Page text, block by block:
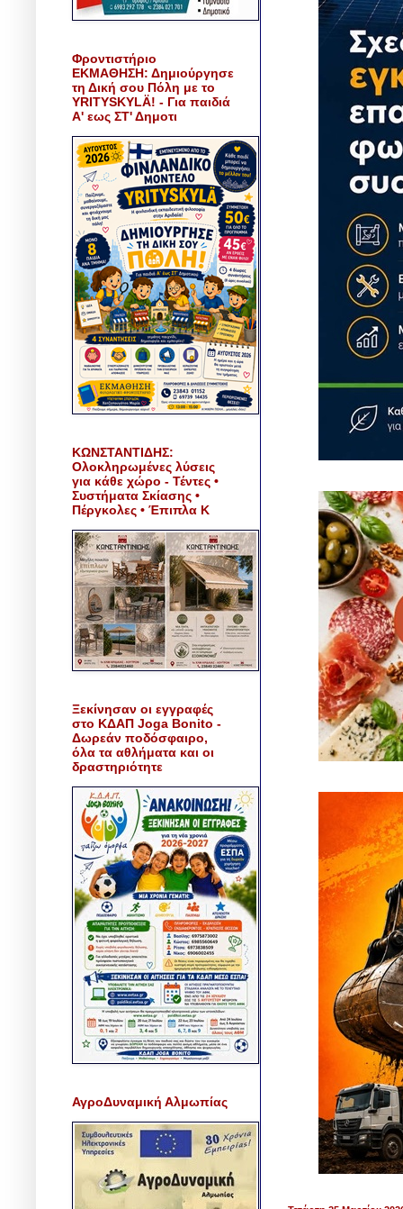
Φροντιστήριο
ΕΚΜΑΘΗΣΗ: Δημιούργησε
τη Δική σου Πόλη με το
YRITYSKYLÄ! - Για παιδιά
Α' εως ΣΤ' Δημοτι
ΚΩΝΣΤΑΝΤΙΔΗΣ:
Ολοκληρωμένες λύσεις
για κάθε χώρο - Τέντες •
Συστήματα Σκίασης •
Πέργκολες • Έπιπλα Κ
Ξεκίνησαν οι εγγραφές
στο ΚΔΑΠ Joga Bonito -
Δωρεάν ποδόσφαιρο,
όλα τα αθλήματα και οι
δραστηριότητε
ΑγροΔυναμική Αλμωπίας